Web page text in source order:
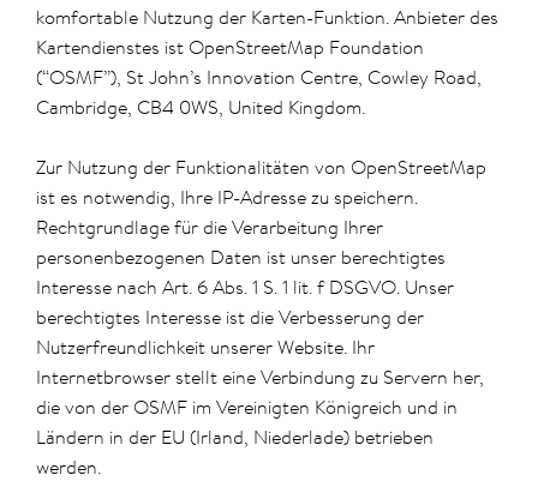
komfortable Nutzung der Karten-Funktion. Anbieter des
Kartendienstes ist OpenStreetMap Foundation
(“OSMF”), St John’s Innovation Centre, Cowley Road,
Cambridge, CB4 0WS, United Kingdom.
Zur Nutzung der Funktionalitäten von OpenStreetMap
ist es notwendig, Ihre IP-Adresse zu speichern.
Rechtgrundlage für die Verarbeitung Ihrer
personenbezogenen Daten ist unser berechtigtes
Interesse nach Art. 6 Abs. 1 S. 1 lit. f DSGVO. Unser
berechtigtes Interesse ist die Verbesserung der
Nutzerfreundlichkeit unserer Website. Ihr
Internetbrowser stellt eine Verbindung zu Servern her,
die von der OSMF im Vereinigten Königreich und in
Ländern in der EU (Irland, Niederlade) betrieben
werden.